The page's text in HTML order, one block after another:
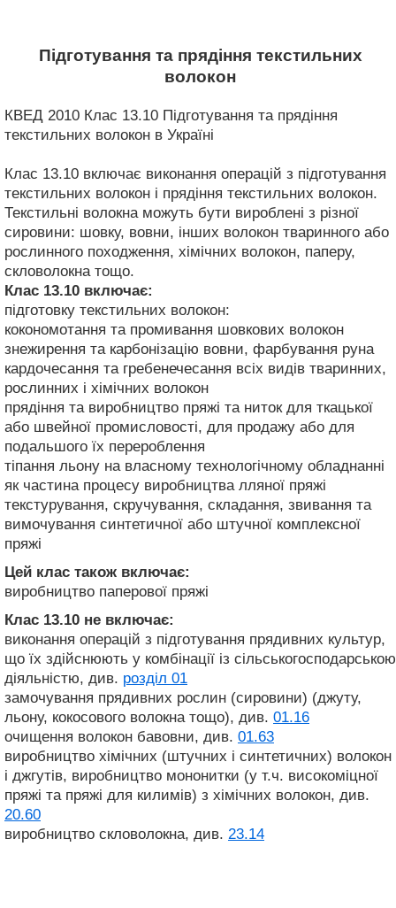
Підготування та прядіння текстильних
волокон
КВЕД 2010 Клас 13.10 Підготування та прядіння
текстильних волокон в Україні
Клас 13.10 включає виконання операцій з підготування
текстильних волокон і прядіння текстильних волокон.
Текстильні волокна можуть бути вироблені з різної
сировини: шовку, вовни, інших волокон тваринного або
рослинного походження, хімічних волокон, паперу,
скловолокна тощо.
Клас 13.10 включає:
підготовку текстильних волокон:
кокономотання та промивання шовкових волокон
знежирення та карбонізацію вовни, фарбування руна
кардочесання та гребенечесання всіх видів тваринних,
рослинних і хімічних волокон
прядіння та виробництво пряжі та ниток для ткацької
або швейної промисловості, для продажу або для
подальшого їх перероблення
тіпання льону на власному технологічному обладнанні
як частина процесу виробництва лляної пряжі
текстурування, скручування, складання, звивання та
вимочування синтетичної або штучної комплексної
пряжі
Цей клас також включає:
виробництво паперової пряжі
Клас 13.10 не включає:
виконання операцій з підготування прядивних культур,
що їх здійснюють у комбінації із сільськогосподарською
діяльністю, див. розділ 01
замочування прядивних рослин (сировини) (джуту,
льону, кокосового волокна тощо), див. 01.16
очищення волокон бавовни, див. 01.63
виробництво хімічних (штучних і синтетичних) волокон
і джгутів, виробництво мононитки (у т.ч. високоміцної
пряжі та пряжі для килимів) з хімічних волокон, див.
20.60
виробництво скловолокна, див. 23.14